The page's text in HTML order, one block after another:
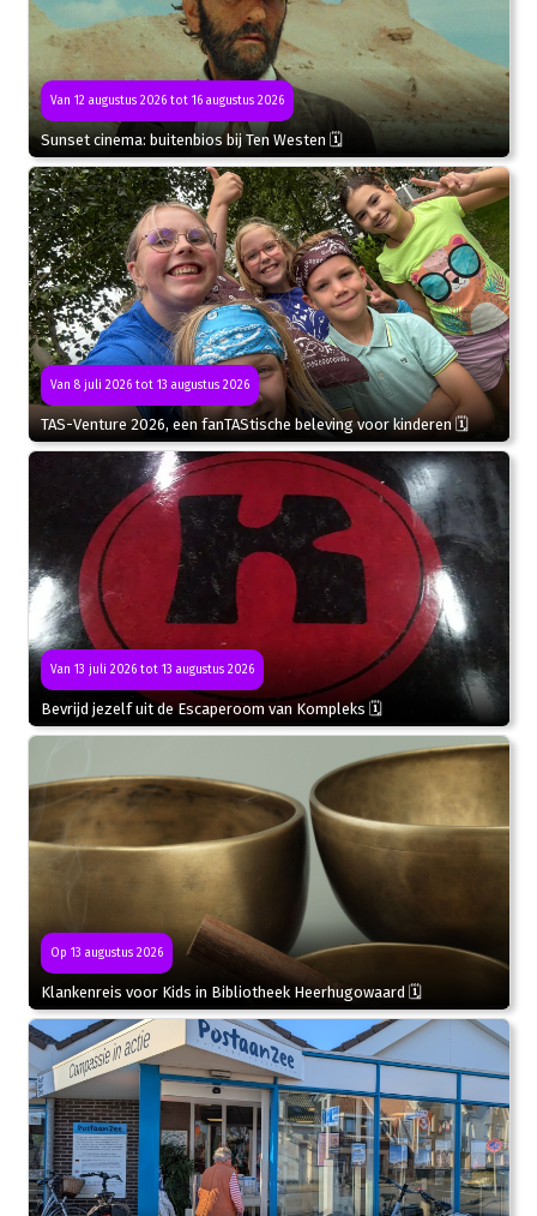
Van 12 augustus 2026 tot 16 augustus 2026
Sunset cinema: buitenbios bij Ten Westen 🗓
Van 8 juli 2026 tot 13 augustus 2026
TAS-Venture 2026, een fanTAStische beleving voor kinderen 🗓
Van 13 juli 2026 tot 13 augustus 2026
Bevrijd jezelf uit de Escaperoom van Kompleks 🗓
Op 13 augustus 2026
Klankenreis voor Kids in Bibliotheek Heerhugowaard 🗓